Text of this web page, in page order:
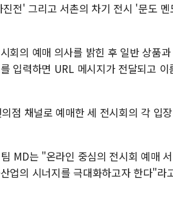
전' 그리고 서촌의 차기 전시 '문도
회의 예매 의사를 밝힌 후 일반 상품
입력하면 URL 메시지가 전달되고
점 채널로 예매한 세 전시회의 각 입
MD는 "온라인 중심의 전시회 예매
업의 시너지를 극대화하고자 한다"라